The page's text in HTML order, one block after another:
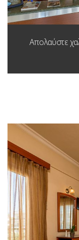
Απολαύστε